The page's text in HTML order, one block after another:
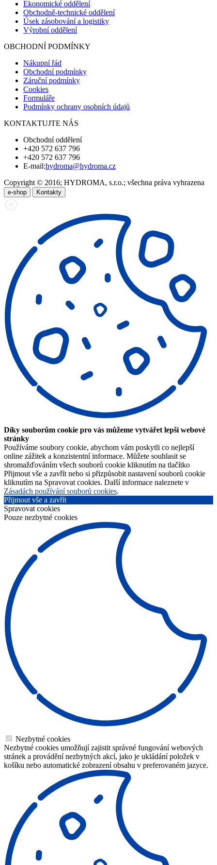
Ekonomické oddělení
Obchodně-technické oddělení
Úsek zásobování a logistiky
Výrobní oddělení
OBCHODNÍ PODMÍNKY
Nákupní řád
Obchodní podmínky
Záruční podmínky
Cookies
Formuláře
Podmínky ochrany osobních údajů
KONTAKTUJTE NÁS
Obchodní oddělení
+420 572 637 796
+420 572 637 796
E-mail:hydroma@hydroma.cz
Copyright © 2016; HYDROMA, s.r.o.; všechna práva vyhrazena
e-shop Kontakty
Díky souborům cookie pro vás můžeme vytvářet lepší webové
stránky
Používáme soubory cookie, abychom vám poskytli co nejlepší
online zážitek a konzistentní informace. Můžete souhlasit se
shromažďováním všech souborů cookie kliknutím na tlačítko
Přijmout vše a zavřít nebo si přizpůsobit nastavení souborů cookie
kliknutím na Spravovat cookies. Další informace naleznete v
Zásadách používání souborů cookies.
Přijmout vše a zavřít
Spravovat cookies
Pouze nezbytné cookies
Nezbytné cookies
Nezbytné cookies umožňují zajistit správné fungování webových
stránek a provádění nezbytných akcí, jako je ukládání položek v
košíku nebo automatické zobrazení obsahu v preferovaném jazyce.